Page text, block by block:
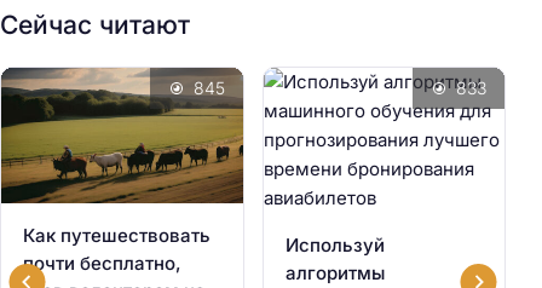
Сейчас читают
Как путешествовать
почти бесплатно,
845
Используй
алгоритмы
833